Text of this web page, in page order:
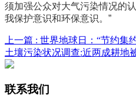
须加强公众对大气污染情况的
我保护意识和环保意识。”
上一篇 : 世界地球日：“节约集
土壤污染状况调查:近两成耕地
联系我们